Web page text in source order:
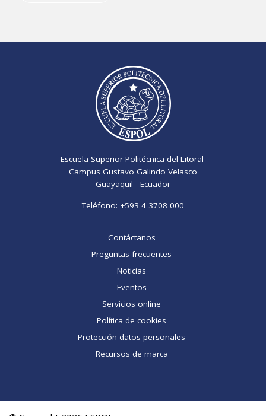
Escuela Superior Politécnica del Litoral
Campus Gustavo Galindo Velasco
Guayaquil - Ecuador
Teléfono: +593 4 3708 000
Contáctanos
Preguntas frecuentes
Noticias
Eventos
Servicios online
Política de cookies
Protección datos personales
Recursos de marca